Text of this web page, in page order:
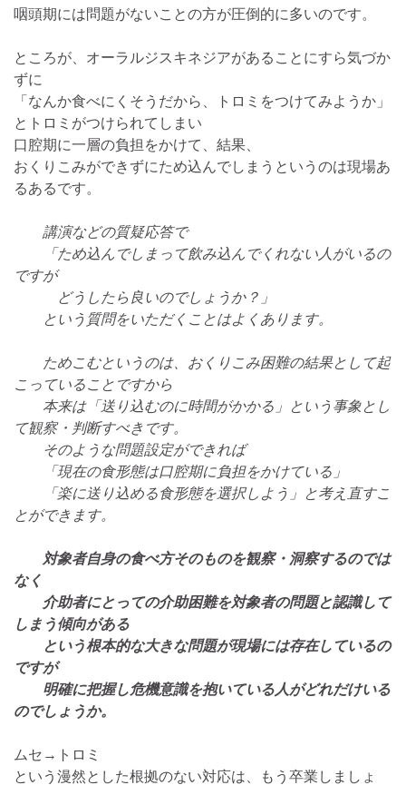
咽頭期には問題がないことの方が圧倒的に多いのです。
ところが、オーラルジスキネジアがあることにすら気づか
ずに
「なんか食べにくそうだから、トロミをつけてみようか」
とトロミがつけられてしまい
口腔期に一層の負担をかけて、結果、
おくりこみができずにため込んでしまうというのは現場あ
るあるです。
講演などの質疑応答で
「ため込んでしまって飲み込んでくれない人がいるの
ですが
どうしたら良いのでしょうか？」
という質問をいただくことはよくあります。
ためこむというのは、おくりこみ困難の結果として起
こっていることですから
本来は「送り込むのに時間がかかる」という事象とし
て観察・判断すべきです。
そのような問題設定ができれば
「現在の食形態は口腔期に負担をかけている」
「楽に送り込める食形態を選択しよう」と考え直すこ
とができます。
対象者自身の食べ方そのものを観察・洞察するのでは
なく
介助者にとっての介助困難を対象者の問題と認識して
しまう傾向がある
という根本的な大きな問題が現場には存在しているの
ですが
明確に把握し危機意識を抱いている人がどれだけいる
のでしょうか。
ムセ→トロミ
という漫然とした根拠のない対応は、もう卒業しましょ